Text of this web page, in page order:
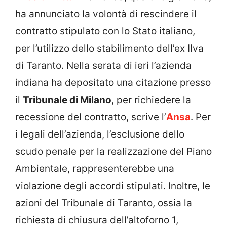
ha annunciato la volontà di rescindere il
contratto stipulato con lo Stato italiano,
per l’utilizzo dello stabilimento dell’ex Ilva
di Taranto. Nella serata di ieri l’azienda
indiana ha depositato una citazione presso
il Tribunale di Milano, per richiedere la
recessione del contratto, scrive l’Ansa. Per
i legali dell’azienda, l’esclusione dello
scudo penale per la realizzazione del Piano
Ambientale, rappresenterebbe una
violazione degli accordi stipulati. Inoltre, le
azioni del Tribunale di Taranto, ossia la
richiesta di chiusura dell’altoforno 1,